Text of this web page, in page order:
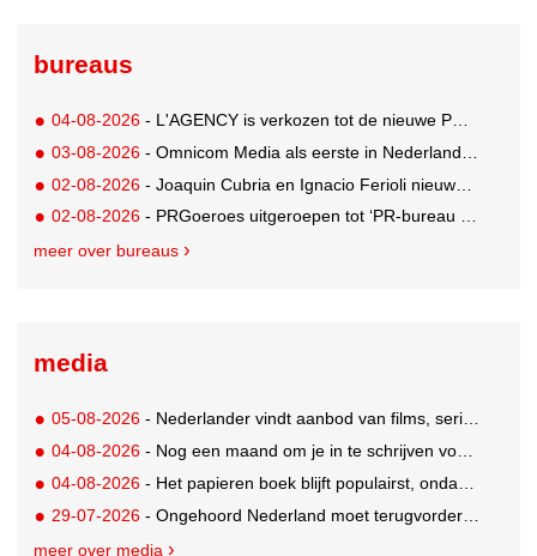
bureaus
04-08-2026 - L'AGENCY is verkozen tot de nieuwe PR-partner van KoRo
03-08-2026 - Omnicom Media als eerste in Nederland actief met advertenties in ChatGPT
02-08-2026 - Joaquin Cubria en Ignacio Ferioli nieuwe Global CCO’s GUT, Renata Neumann Global Head of Production
02-08-2026 - PRGoeroes uitgeroepen tot ‘PR-bureau van het jaar 2026’
meer over bureaus
media
05-08-2026 - Nederlander vindt aanbod van films, series en sport vaak versnipperd
04-08-2026 - Nog een maand om je in te schrijven voor de Mercurs 2026
04-08-2026 - Het papieren boek blijft populairst, ondanks digitale alternatieven
29-07-2026 - Ongehoord Nederland moet terugvordering betalen aan Commissariaat voor de Media
meer over media